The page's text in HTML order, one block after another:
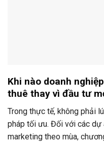
Khi nào doanh
thuê thay vì đầu tư
Trong thực tế, không phải
pháp tối ưu. Đối với các dự
marketing theo mùa,